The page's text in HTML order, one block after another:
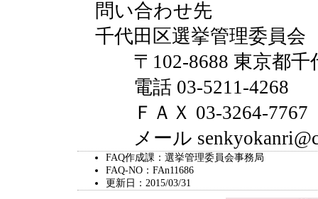
問い合わせ先
千代田区選挙管理委員会
〒102-8688 東京都千
電話 03-5211-4268
ＦＡＸ 03-3264-7767
メール
FAQ作成課：選挙管理委員会事務局
FAQ-NO：FAn11686
更新日：2015/03/31